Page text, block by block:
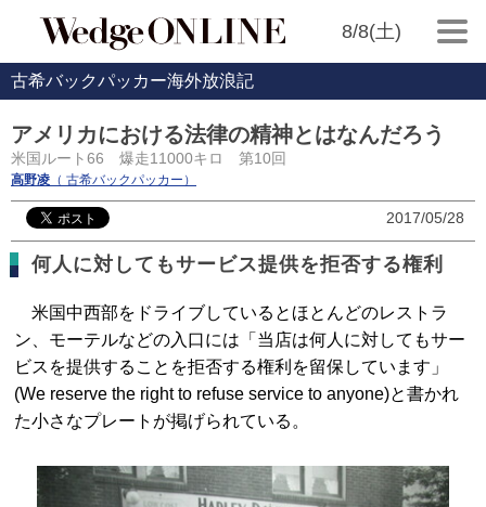
8/8(土)
古希バックパッカー海外放浪記
アメリカにおける法律の精神とはなんだろう
米国ルート66 爆走11000キロ 第10回
高野凌 （ 古希バックパッカー）
2017/05/28
何人に対してもサービス提供を拒否する権利
米国中西部をドライブしているとほとんどのレストラ
ン、モーテルなどの入口には「当店は何人に対してもサー
ビスを提供することを拒否する権利を留保しています」
(We reserve the right to refuse service to anyone)と書かれ
た小さなプレートが掲げられている。